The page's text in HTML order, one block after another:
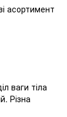
асортимент
ваги тіла
Різна